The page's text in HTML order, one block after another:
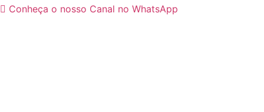
Conheça o nosso Canal no WhatsApp